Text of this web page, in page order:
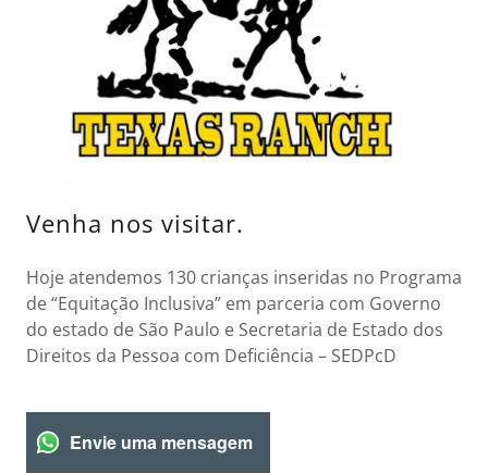
Venha nos visitar.
Hoje atendemos 130 crianças inseridas no Programa
de “Equitação Inclusiva” em parceria com Governo
do estado de São Paulo e Secretaria de Estado dos
Direitos da Pessoa com Deficiência – SEDPcD
Envie uma mensagem